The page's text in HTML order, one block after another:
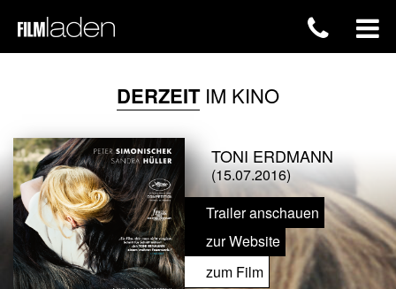
DERZEITIM KINO
TONI ERDMANN
(15.07.2016)
Trailer anschauen
zur Website
zum Film